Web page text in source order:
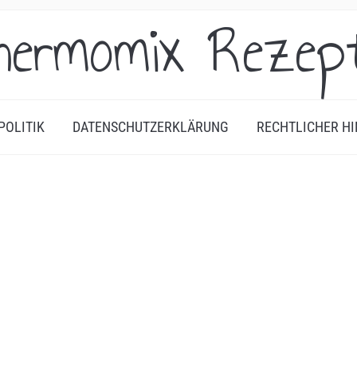
DATENSCHUTZERKLÄRUNG RECHTLICHER